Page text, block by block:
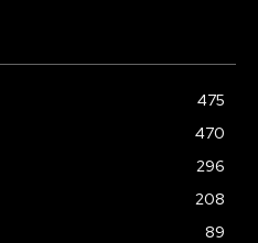
475
470
296
208
89